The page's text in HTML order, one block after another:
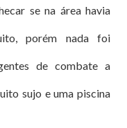
se na área havia
porém nada foi
de combate a
sujo e uma piscina